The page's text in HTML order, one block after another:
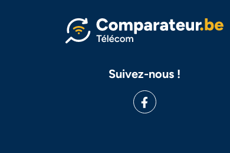
Suivez-nous !